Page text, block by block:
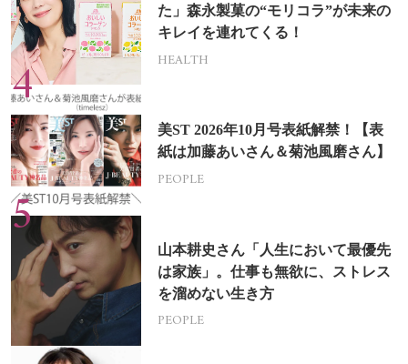
た」森永製菓の“モリコラ”が未来の
キレイを連れてくる！
HEALTH
美ST 2026年10月号表紙解禁！【表
紙は加藤あいさん＆菊池風磨さん】
PEOPLE
山本耕史さん「人生において最優先
は家族」。仕事も無欲に、ストレス
を溜めない生き方
PEOPLE